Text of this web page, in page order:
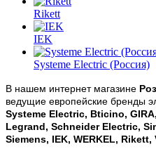
Rikett
IEK
Systeme Electric (Россия)
В нашем интернет магазине
ведущие европейские бренды
Systeme Electric, Bticino,
Legrand, Schneider Electric,
Siemens, IEK, WERKEL, Rikett,